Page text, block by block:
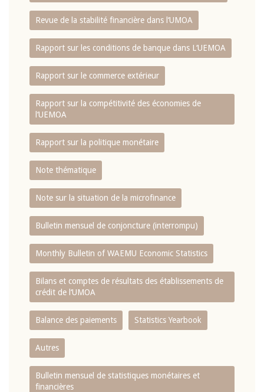
Revue de la stabilité financière dans l‘UMOA
Rapport sur les conditions de banque dans L‘UEMOA
Rapport sur le commerce extérieur
Rapport sur la compétitivité des économies de
l‘UEMOA
Rapport sur la politique monétaire
Note thématique
Note sur la situation de la microfinance
Bulletin mensuel de conjoncture (interrompu)
Monthly Bulletin of WAEMU Economic Statistics
Bilans et comptes de résultats des établissements de
crédit de l‘UMOA
Balance des paiements Statistics Yearbook
Autres
Bulletin mensuel de statistiques monétaires et
financières